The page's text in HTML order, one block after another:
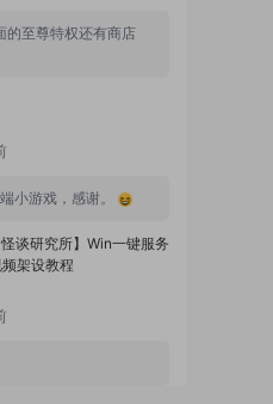
的至尊特权还有商店
小游戏，感谢。
谈研究所】Win一键服务
架设教程